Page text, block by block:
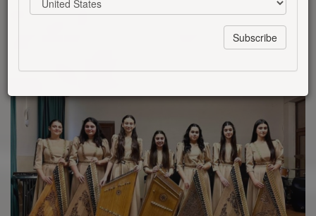
Deutsch-Armenische Kulturtage in Berlin 2026